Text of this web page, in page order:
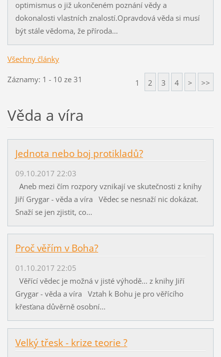
optimismus o již ukončeném poznání vědy a
dokonalosti vlastních znalostí.Opravdová věda si musí
být stále vědoma, že příroda...
Všechny články
Záznamy: 1 - 10 ze 31 1 2 3 4 > >>
Věda a víra
Jednota nebo boj protikladů?
09.10.2017 22:03
Aneb mezi čím rozpory vznikají ve skutečnosti z knihy
Jiří Grygar - věda a víra Vědec se nesnaží nic dokázat.
Snaží se jen zjistit, co...
Proč věřím v Boha?
01.10.2017 22:05
Věřící vědec je možná v jisté výhodě... z knihy Jiří
Grygar - věda a víra Vztah k Bohu je pro věřícího
křesťana důvěrně osobní...
Velký třesk - krize teorie ?